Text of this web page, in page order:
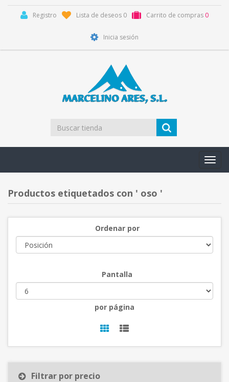
Registro Lista de deseos 0 Carrito de compras 0
Inicia sesión
Productos etiquetados con ' oso '
Ordenar por
Pantalla
por página
Filtrar por precio